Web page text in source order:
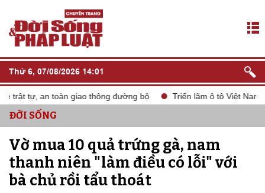
Thứ 6, 07/08/2026 14:01
tự, an toàn giao thông đường bộ Triển lãm ô tô Việt Nam
ĐỜI SỐNG
Vờ mua 10 quả trứng gà, nam
thanh niên "làm điều có lỗi" với
bà chủ rồi tẩu thoát